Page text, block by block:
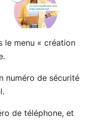
le menu « création
numéro de sécurité
de téléphone, et